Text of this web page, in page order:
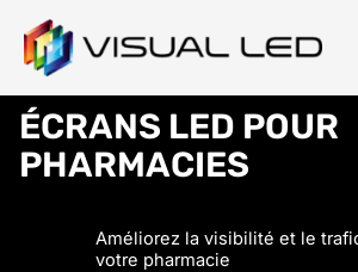
ÉCRANS LED POUR
PHARMACIES
Améliorez la visibilité et le
votre pharmacie